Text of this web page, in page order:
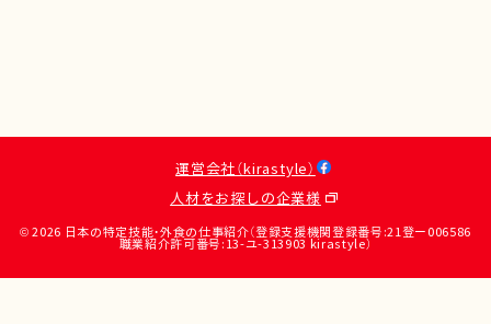
運営会社（kirastyle）
人材をお探しの企業様
© 2026 日本の特定技能・外食の仕事紹介（登録支援機関登録番号:21登ー006586
職業紹介許可番号:13-ユ-313903 kirastyle）